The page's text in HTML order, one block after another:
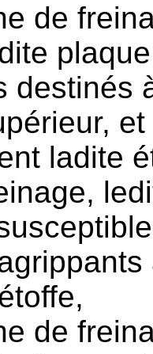
de
destinés
ladite
de